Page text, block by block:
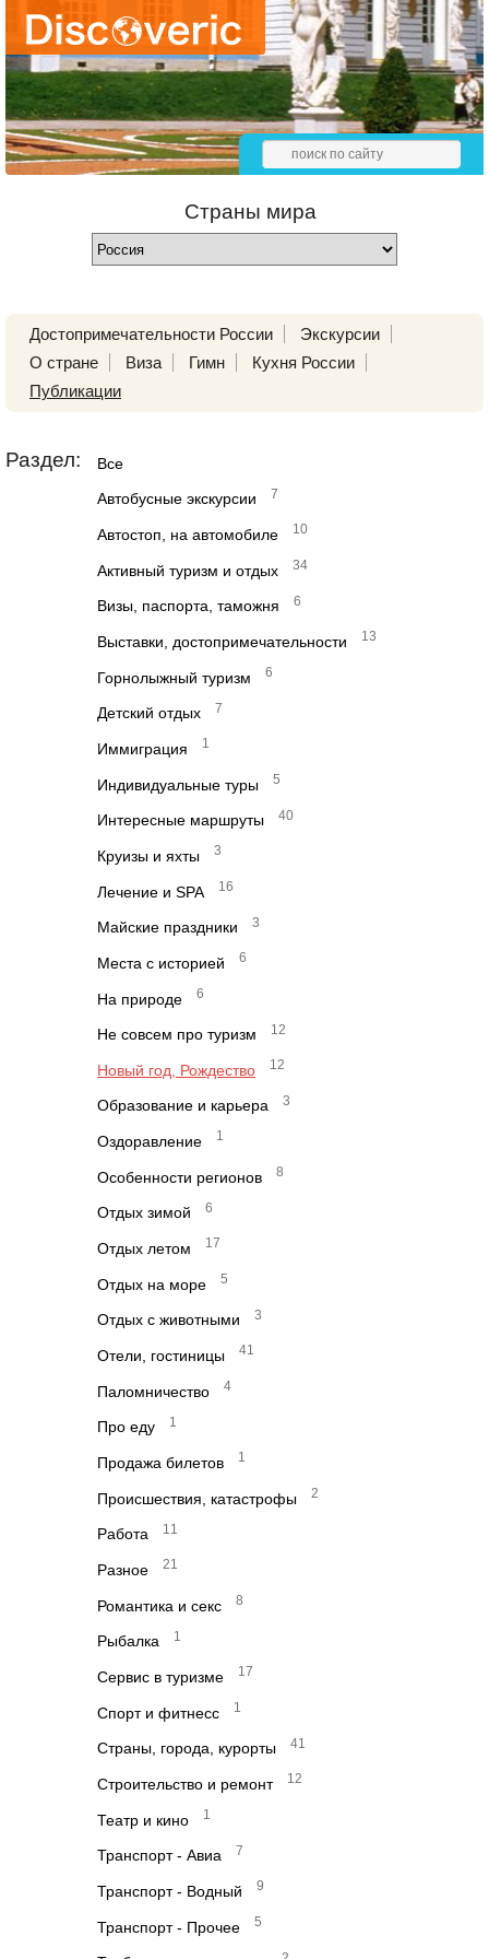
Страны мира
Достопримечательности России
Экскурсии
О стране
Виза Гимн
Кухня России
Публикации
Раздел: Все
Автобусные экскурсии 7
Автостоп, на автомобиле 10
Активный туризм и отдых 34
Визы, паспорта, таможня 6
Выставки, достопримечательности 13
Горнолыжный туризм 6
Детский отдых 7
Иммиграция 1
Индивидуальные туры 5
Интересные маршруты 40
Круизы и яхты 3
Лечение и SPA 16
Майские праздники 3
Места с историей 6
На природе 6
Не совсем про туризм 12
Новый год, Рождество 12
Образование и карьера 3
Оздоравление 1
Особенности регионов 8
Отдых зимой 6
Отдых летом 17
Отдых на море 5
Отдых с животными 3
Отели, гостиницы 41
Паломничество 4
Про еду 1
Продажа билетов 1
Происшествия, катастрофы 2
Работа 11
Разное 21
Романтика и секс 8
Рыбалка 1
Сервис в туризме 17
Спорт и фитнесс 1
Страны, города, курорты 41
Строительство и ремонт 12
Театр и кино 1
Транспорт - Авиа 7
Транспорт - Водный 9
Транспорт - Прочее 5